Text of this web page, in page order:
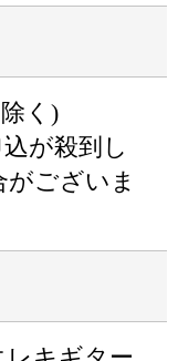
く)
が殺到し
ございま